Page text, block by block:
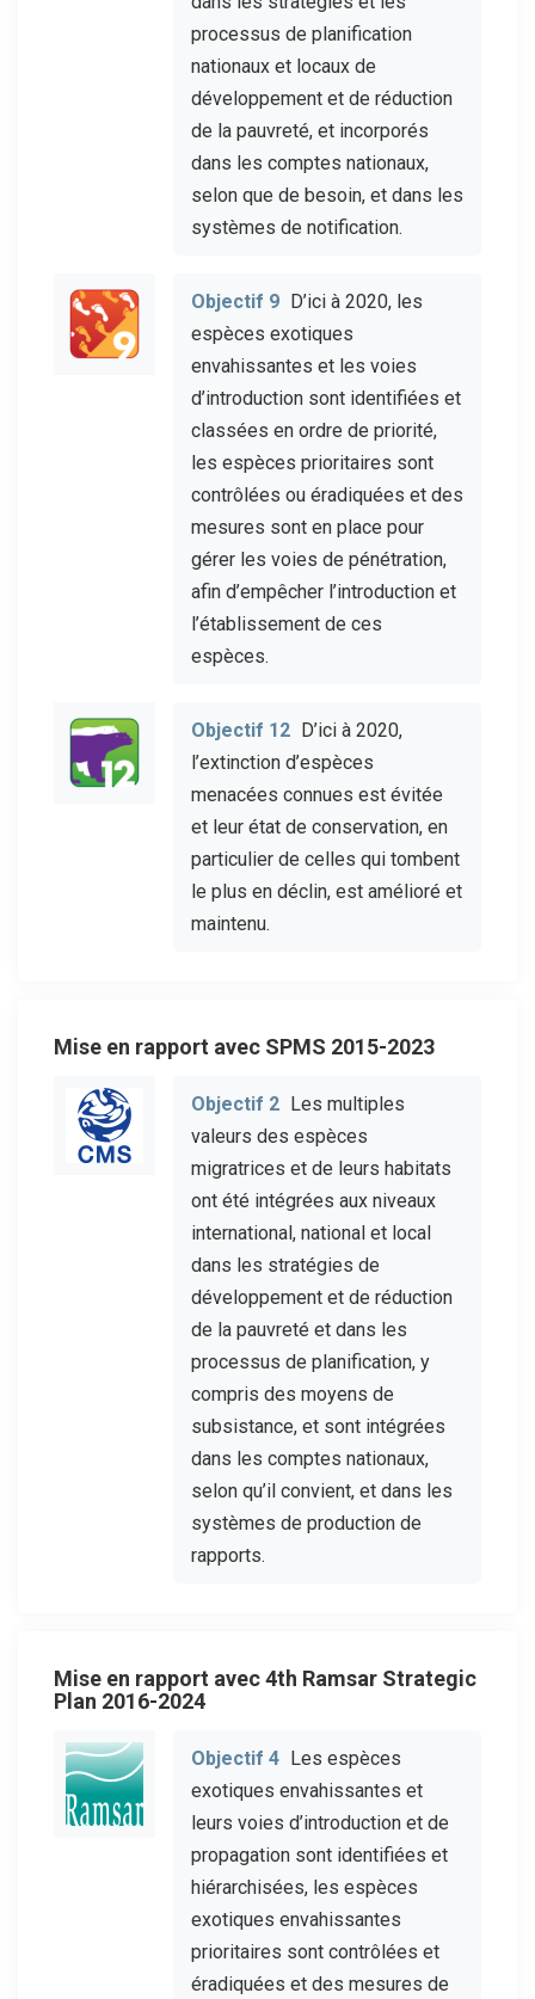
processus de planification
nationaux et locaux de
développement et de réduction
de la pauvreté, et incorporés
dans les comptes nationaux,
selon que de besoin, et dans les
systèmes de notification.
Objectif 9 D’ici à 2020, les
espèces exotiques
envahissantes et les voies
d’introduction sont identifiées et
classées en ordre de priorité,
les espèces prioritaires sont
contrôlées ou éradiquées et des
mesures sont en place pour
gérer les voies de pénétration,
afin d’empêcher l’introduction et
l’établissement de ces
espèces.
Objectif 12 D’ici à 2020,
l’extinction d’espèces
menacées connues est évitée
et leur état de conservation, en
particulier de celles qui tombent
le plus en déclin, est amélioré et
maintenu.
Mise en rapport avec SPMS 2015-2023
Objectif 2 Les multiples
valeurs des espèces
migratrices et de leurs habitats
ont été intégrées aux niveaux
international, national et local
dans les stratégies de
développement et de réduction
de la pauvreté et dans les
processus de planification, y
compris des moyens de
subsistance, et sont intégrées
dans les comptes nationaux,
selon qu’il convient, et dans les
systèmes de production de
rapports.
Mise en rapport avec 4th Ramsar Strategic
Plan 2016-2024
Objectif 4 Les espèces
exotiques envahissantes et
leurs voies d’introduction et de
propagation sont identifiées et
hiérarchisées, les espèces
exotiques envahissantes
prioritaires sont contrôlées et
éradiquées et des mesures de